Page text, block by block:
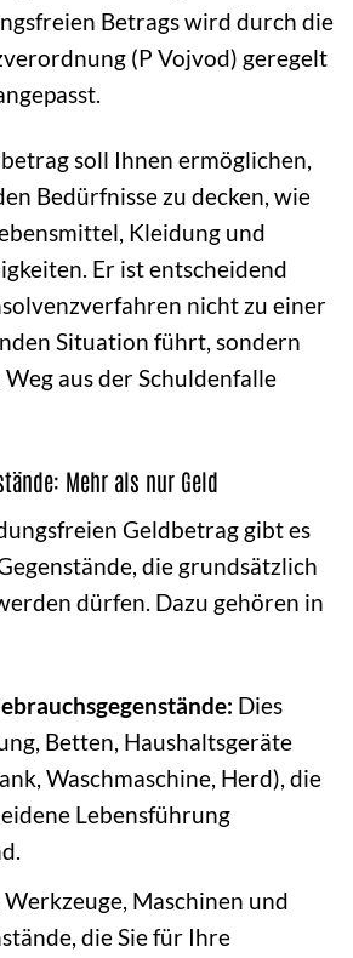
Betrags wird durch die
(P Vojvod) geregelt
soll Ihnen ermöglichen,
Bedürfnisse zu decken, wie
Kleidung und
Er ist entscheidend
nicht zu einer
Situation führt, sondern
aus der Schuldenfalle
Mehr als nur Geld
Geldbetrag gibt es
die grundsätzlich
dürfen. Dazu gehören in
Dies
Betten, Haushaltsgeräte
Waschmaschine, Herd), die
Lebensführung
Werkzeuge, Maschinen und
die Sie für Ihre